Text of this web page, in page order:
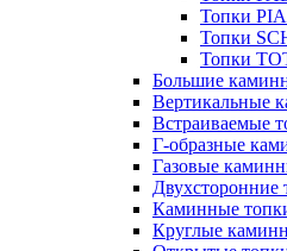
Топки
Топки
Топки
Большие
Вертикальные
Встраиваемые
Г-образные
Газовые
Двухсторонние
Каминные
Круглые